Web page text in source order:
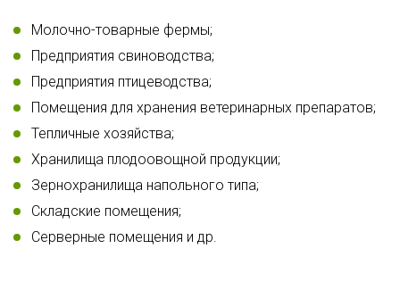
Молочно-товарные фермы;
Предприятия свиноводства;
Предприятия птицеводства;
Помещения для хранения ветеринарных препаратов;
Тепличные хозяйства;
Хранилища плодоовощной продукции;
Зернохранилища напольного типа;
Складские помещения;
Серверные помещения и др.